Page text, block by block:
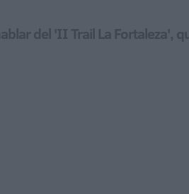
del 'II Trail La Fortaleza',